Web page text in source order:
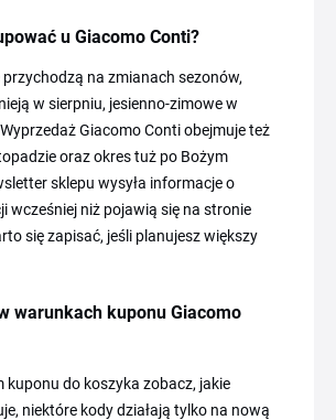
u Giacomo Conti?
przychodzą na zmianach sezonów,
w sierpniu, jesienno-zimowe w
Giacomo Conti obejmuje też
oraz okres tuż po Bożym
sklepu wysyła informacje o
wcześniej niż pojawią się na stronie
się zapisać, jeśli planujesz większy
warunkach kuponu Giacomo
kuponu do koszyka zobacz, jakie
niektóre kody działają tylko na nową